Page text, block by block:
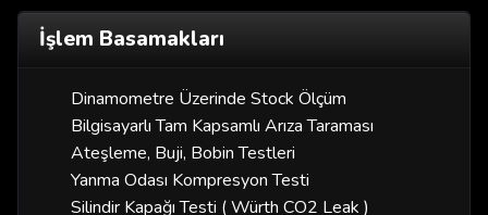
İşlem Basamakları
Dinamometre Üzerinde Stock Ölçüm
Bilgisayarlı Tam Kapsamlı Arıza Taraması
Ateşleme, Buji, Bobin Testleri
Yanma Odası Kompresyon Testi
Silindir Kapağı Testi ( Würth CO2 Leak )